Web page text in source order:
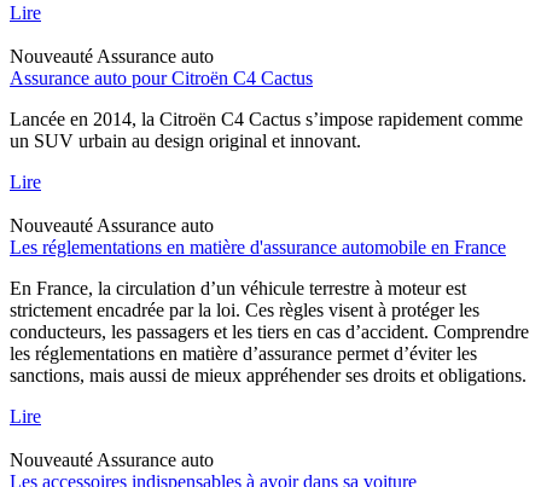
Lire
Nouveauté Assurance auto
Assurance auto pour Citroën C4 Cactus
Lancée en 2014, la Citroën C4 Cactus s’impose rapidement comme
un SUV urbain au design original et innovant.
Lire
Nouveauté Assurance auto
Les réglementations en matière d'assurance automobile en France
En France, la circulation d’un véhicule terrestre à moteur est
strictement encadrée par la loi. Ces règles visent à protéger les
conducteurs, les passagers et les tiers en cas d’accident. Comprendre
les réglementations en matière d’assurance permet d’éviter les
sanctions, mais aussi de mieux appréhender ses droits et obligations.
Lire
Nouveauté Assurance auto
Les accessoires indispensables à avoir dans sa voiture